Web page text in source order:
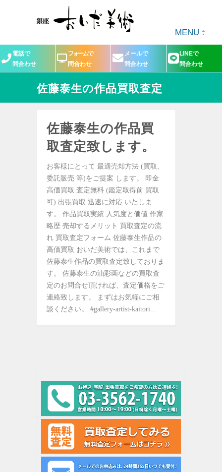
MENU
電話で
問合わせ
フォームで
問合わせ
メールで
問合わせ
LINEで
問合わせ
佐藤泰生の作品買取査定
佐藤泰生の作品買
取査定致します。
お客様にとって 最適売却方法 (買取、
委託販売 等)をご提案 します。 即金
高価買取 査定無料 (鑑定取得前 買取
可) 出張買取 迅速に対応 いたしま
す。 作品買取実績 人気度と価値 作家
略歴 売却するメリット 買取査定の流
れ 買取査定フォーム 佐藤泰生作品の
高価買取 おいだ美術では、これまで
佐藤泰生作品の買取査定致しておりま
す。 佐藤泰生の油彩画などの買取査
定のお問合せ頂ければ、査定価格をご
連絡致します。 まずはお気軽にご相
談ください。 #gallery-artist-kaitori...